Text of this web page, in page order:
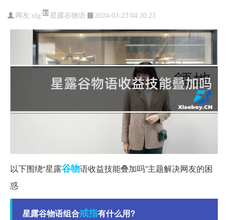
网友:xlg 星露谷物语 2024-03-23 04:20:23
以下围绕“星露谷物语收益技能叠加吗”主题解决网友的困
惑
星露谷物语组合戒指有什么用?